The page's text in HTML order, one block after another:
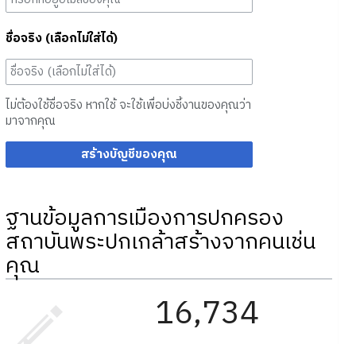
ชื่อจริง (เลือกไม่ใส่ได้)
ไม่ต้องใช้ชื่อจริง หากใช้ จะใช้เพื่อบ่งชี้งานของคุณว่า
มาจากคุณ
สร้างบัญชีของคุณ
ฐานข้อมูลการเมืองการปกครอง
สถาบันพระปกเกล้าสร้างจากคนเช่น
คุณ
16,734